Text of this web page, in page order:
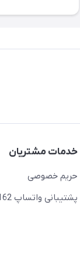
خدمات مشتریان
حریم خصوصی
پشتیبانی واتساپ 09397003162